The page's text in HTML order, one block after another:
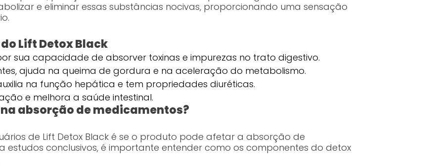
e eliminar essas substâncias nocivas, proporcionando uma sensação
Lift Detox Black
sua capacidade de absorver toxinas e impurezas no trato digestivo.
ajuda na queima de gordura e na aceleração do metabolismo.
na função hepática e tem propriedades diuréticas.
e melhora a saúde intestinal.
absorção de medicamentos?
de Lift Detox Black é se o produto pode afetar a absorção de
estudos conclusivos, é importante entender como os componentes do detox